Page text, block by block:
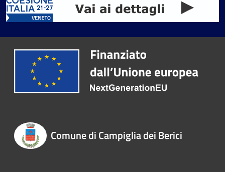
Comune di Campiglia dei Berici